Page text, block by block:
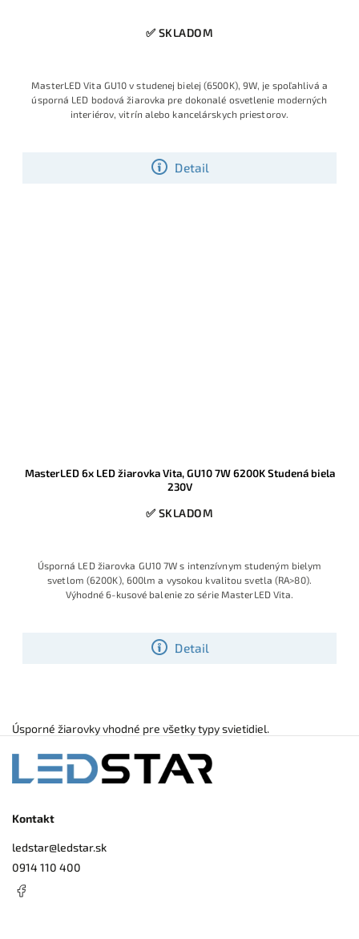
✅ SKLADOM
Detail
MasterLED Vita GU10 v studenej bielej (6500K), 9W, je spoľahlivá a
úsporná LED bodová žiarovka pre dokonalé osvetlenie moderných
interiérov, vitrín alebo kancelárskych priestorov.
MasterLED 6x LED žiarovka Vita, GU10 7W 6200K Studená biela
230V
✅ SKLADOM
Detail
Úsporná LED žiarovka GU10 7W s intenzívnym studeným bielym
svetlom (6200K), 600lm a vysokou kvalitou svetla (RA>80).
Výhodné 6-kusové balenie zo série MasterLED Vita.
Úsporné žiarovky vhodné pre všetky typy svietidiel.
Kontakt
ledstar@ledstar.sk
0914 110 400